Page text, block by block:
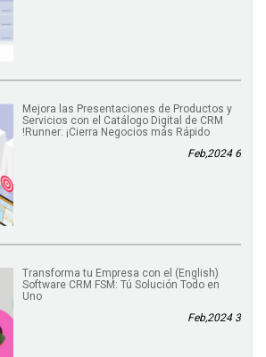
Mejora las Presentaciones de Productos y
Servicios con el Catálogo Digital de CRM
Runner: ¡Cierra Negocios más Rápido!
6 Feb,2024
(English) Transforma tu Empresa con el
Software CRM FSM: Tú Solución Todo en
Uno
3 Feb,2024